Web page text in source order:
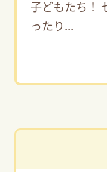
子どもたち！
ったり...